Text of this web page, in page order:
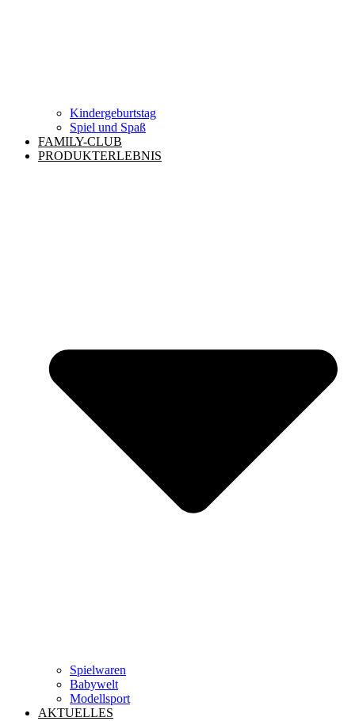
Kindergeburtstag
Spiel und Spaß
FAMILY-CLUB
PRODUKTERLEBNIS
Spielwaren
Babywelt
Modellsport
AKTUELLES